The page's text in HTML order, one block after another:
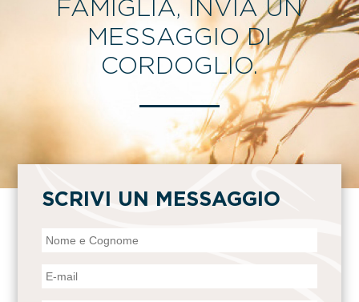
FAMIGLIA, INVIA UN
MESSAGGIO DI
CORDOGLIO.
SCRIVI UN MESSAGGIO